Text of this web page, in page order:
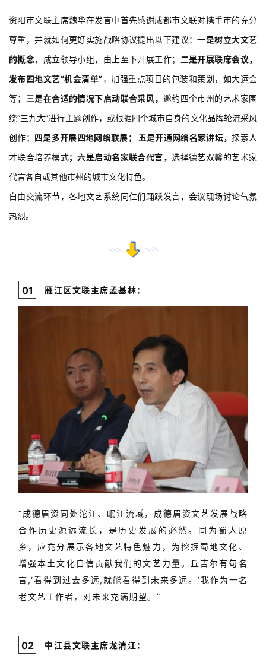
征
稿
学
术
研
法
书
欣
赏
砚
术
繁
體
字
一
资阳市文联主席魏华在发言中首先感谢成都市文联对携手市的充分
尊重，并就如何更好实施战略协议提出以下建议：一是树立大文艺
的概念，成立领导小组，由上至下开展工作； 二是开展联席会议，
发布四地文艺“机会清单”，加强重点项目的包装和策划，如大运会
等； 三是在合适的情况下启动联合采风， 邀约四个市州的艺术家围
绕“三九大”进行主题创作，或根据四个城市自身的文化品牌轮流采风
创作； 四是多开展四地网络联展； 五是开通网络名家讲坛，探索人
才联合培养模式； 六是启动名家联合代言，选择德艺双馨的艺术家
代言各自或其他市州的城市文化特色。
自由交流环节，各地文艺系统同仁们踊跃发言，会议现场讨论气氛
热烈。
01 雁江区文联主席孟基林：
“成德眉资同处沱江、岷江流域， 成德眉资文艺发展战略
合作历史源远流长，是历史发展的必然。同为蜀人原
乡， 应充分展示各地文艺特色魅力， 为挖掘蜀地文化、
增强本土文化自信贡献我们的文艺力量。丘吉尔有句名
言,‘看得到过去多远,就能看得到未来多远。’我作为一名
老文艺工作者，对未来充满期望。”
02 中江县文联主席龙清江：